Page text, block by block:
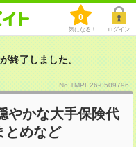
0
気になる！ ログイン
終了しました。
No.TMPE26-0509796
やかな大手保険代
とめなど